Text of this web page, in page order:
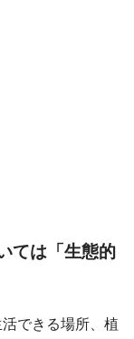
ては「生態的
できる場所、植